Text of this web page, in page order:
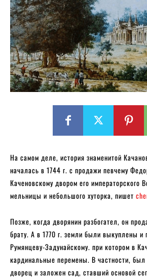
На самом деле, история знаменитой
началась в 1744 г. с продажи певчему
Каченовскому двором его императорского
мельницы и небольшого хуторка, пишет
Позже, когда дворянин разбогател, он
брату. А в 1770 г. земли были выкуплены и
Румянцеву-Задунайскому. при котором в
кардинальные перемены. В частности,
дворец и заложен сад, ставший основой